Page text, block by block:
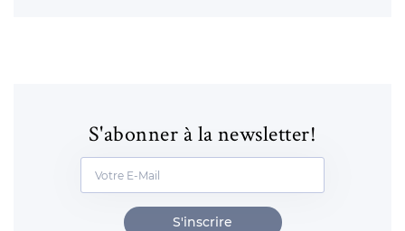
S'abonner à la newsletter!
S'inscrire